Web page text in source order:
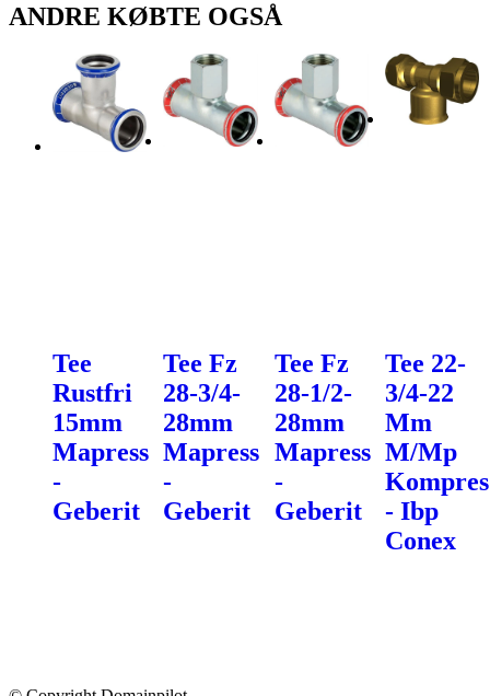
ANDRE KØBTE OGSÅ
Tee
Rustfri
15mm
Mapress
-
Geberit
Tee Fz
28-3/4-
28mm
Mapress
-
Geberit
Tee Fz
28-1/2-
28mm
Mapress
-
Geberit
Tee 22-
3/4-22
Mm
M/Mp
Kompres
- Ibp
Conex